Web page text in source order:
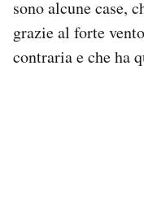
sono alcune case,
grazie al forte
contraria e che ha